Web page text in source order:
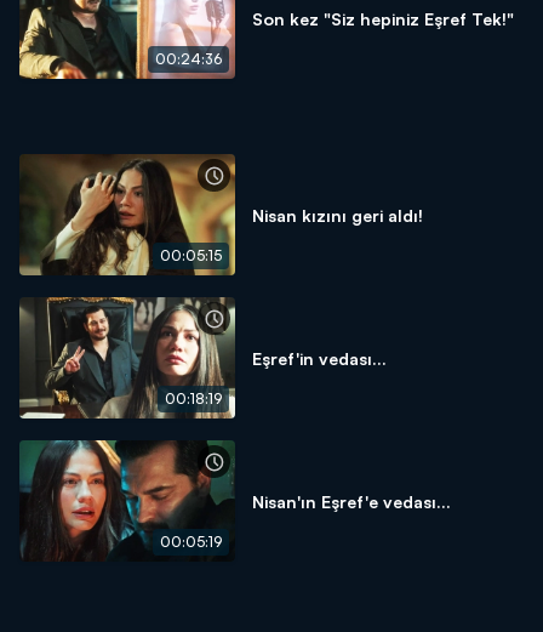
00:24:36
Son kez "Siz hepiniz Eşref Tek!"
00:05:15
Nisan kızını geri aldı!
00:18:19
Eşref'in vedası...
00:05:19
Nisan'ın Eşref'e vedası...